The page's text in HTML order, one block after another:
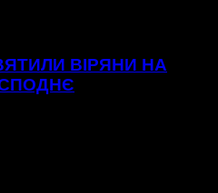
ВІРЯНИ НА